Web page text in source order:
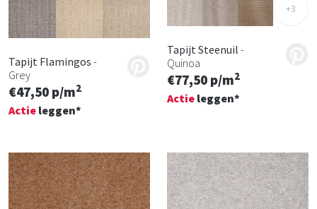
Tapijt Flamingos -
Grey
€47,50 p/m2
Actie leggen*
+3
Tapijt Steenuil -
Quinoa
€77,50 p/m2
Actie leggen*